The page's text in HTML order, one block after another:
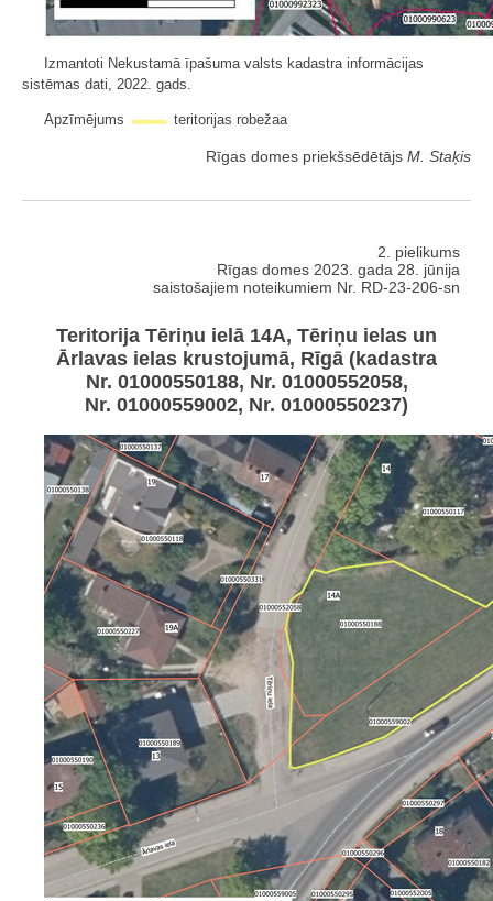
Izmantoti Nekustamā īpašuma valsts kadastra informācijas
sistēmas dati, 2022. gads.
Apzīmējums teritorijas robežaa
Rīgas domes priekšsēdētājs M. Staķis
2. pielikums
Rīgas domes 2023. gada 28. jūnija
saistošajiem noteikumiem Nr. RD-23-206-sn
Teritorija Tēriņu ielā 14A, Tēriņu ielas un
Ārlavas ielas krustojumā, Rīgā (kadastra
Nr. 01000550188, Nr. 01000552058,
Nr. 01000559002, Nr. 01000550237)